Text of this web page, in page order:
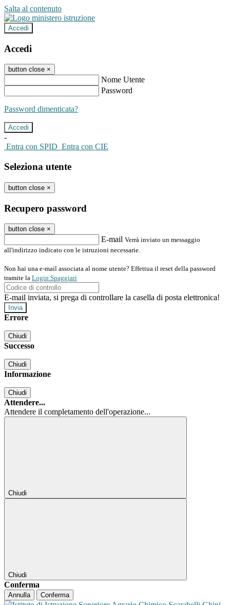
Salta al contenuto
Accedi
Accedi
button close ×
Nome Utente
Password
Password dimenticata?
-
Entra con SPID Entra con CIE
Seleziona utente
button close ×
Recupero password
button close ×
E-mail Verrà inviato un messaggio
all'indirizzo indicato con le istruzioni necessarie.
Non hai una e-mail associata al nome utente? Effettua il reset della password
tramite la Login Spaggiari
E-mail inviata, si prega di controllare la casella di posta elettronica!
Errore
Chiudi
Successo
Chiudi
Informazione
Chiudi
Attendere...
Attendere il completamento dell'operazione...
Chiudi
Chiudi
Conferma
Annulla Conferma